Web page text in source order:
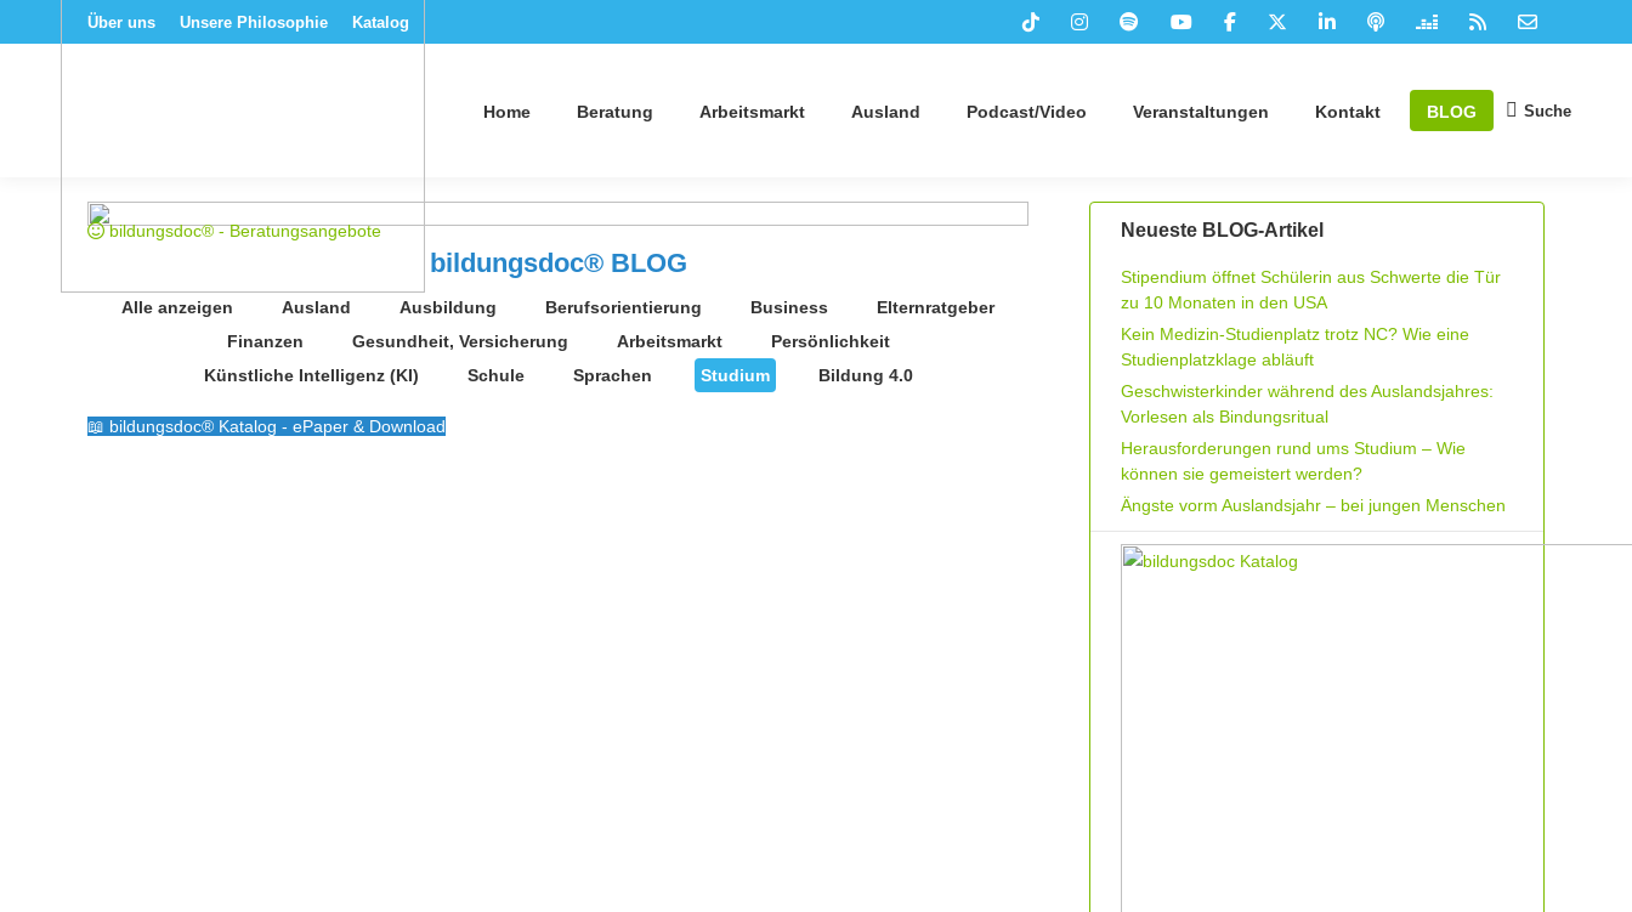
Über uns Unsere Philosophie Katalog
Home Beratung Arbeitsmarkt Ausland Podcast/Video Veranstaltungen Kontakt BLOG Suchen:
Suche
bildungsdoc® - Beratungsangebote
bildungsdoc® BLOG
Alle anzeigen Ausland Ausbildung Berufsorientierung Business
Elternratgeber
Finanzen
Gesundheit, Versicherung Arbeitsmarkt
Persönlichkeit
Künstliche Intelligenz (KI)
Schule Sprachen Studium Bildung 4.0
bildungsdoc® Katalog - ePaper & Download
Neueste BLOG-Artikel
Stipendium öffnet Schülerin aus Schwerte die Tür
zu 10 Monaten in den USA
Kein Medizin-Studienplatz trotz NC? Wie eine
Studienplatzklage abläuft
Geschwisterkinder während des Auslandsjahres:
Vorlesen als Bindungsritual
Herausforderungen rund ums Studium – Wie
können sie gemeistert werden?
Ängste vorm Auslandsjahr – bei jungen Menschen